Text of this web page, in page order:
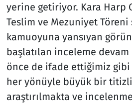
yerine getiriyor. Kara Harp
Teslim ve Mezuniyet Töreni
kamuoyuna yansıyan
başlatılan inceleme
önce de ifade ettiğimiz
her yönüyle büyük bir
araştırılmakta ve